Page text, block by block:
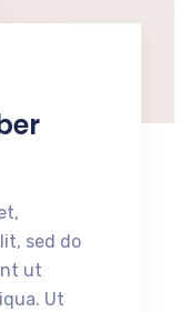
sed do
ut
Ut